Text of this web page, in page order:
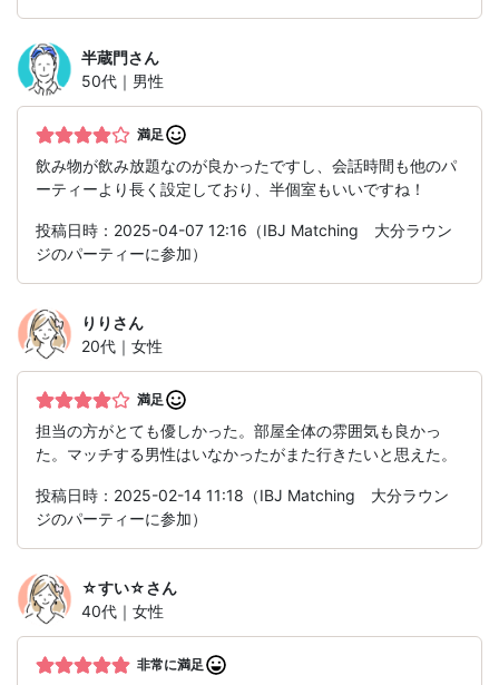
半蔵門さん
50代｜男性
満足
飲み物が飲み放題なのが良かったですし、会話時間も他のパ
ーティーより長く設定しており、半個室もいいですね！
投稿日時：2025-04-07 12:16（IBJ Matching 大分ラウン
ジのパーティーに参加）
りり さん
20代｜女性
満足
担当の方がとても優しかった。部屋全体の雰囲気も良かっ
た。マッチする男性はいなかったがまた行きたいと思えた。
投稿日時：2025-02-14 11:18（IBJ Matching 大分ラウン
ジのパーティーに参加）
☆すい☆さん
40代｜女性
非常に満足